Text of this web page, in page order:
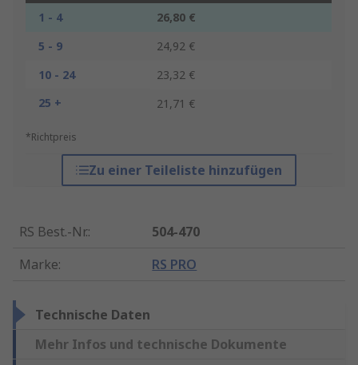
1 - 4
26,80 €
5 - 9
24,92 €
10 - 24
23,32 €
25 +
21,71 €
*Richtpreis
Zu einer Teileliste hinzufügen
RS Best.-Nr.:
504-470
Marke: RS PRO
Technische Daten
Mehr Infos und technische Dokumente